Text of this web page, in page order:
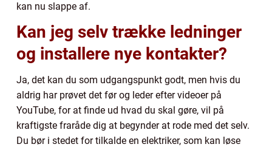
kan nu slappe af.
Kan jeg selv trække ledninger
og installere nye kontakter?
Ja, det kan du som udgangspunkt godt, men hvis du
aldrig har prøvet det før og leder efter videoer på
YouTube, for at finde ud hvad du skal gøre, vil på
kraftigste fraråde dig at begynder at rode med det selv.
Du bør i stedet for tilkalde en elektriker, som kan løse